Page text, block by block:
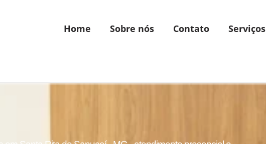
Home Sobre nós Contato Serviços